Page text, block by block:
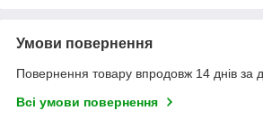
Умови повернення
Повернення товару впродовж 14 днів за
Всі умови повернення